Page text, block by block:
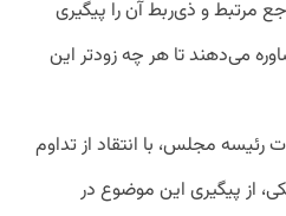
مرتبط و ذی‌ربط آن را پیگیری
می‌دهند تا هر چه زودتر این
مجلس، با انتقاد از تداوم
از پیگیری این موضوع در